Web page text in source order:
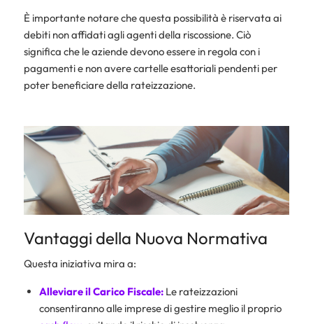
È importante notare che questa possibilità è riservata ai
debiti non affidati agli agenti della riscossione. Ciò
significa che le aziende devono essere in regola con i
pagamenti e non avere cartelle esattoriali pendenti per
poter beneficiare della rateizzazione.
Vantaggi della Nuova Normativa
Questa iniziativa mira a:
Alleviare il Carico Fiscale:Le rateizzazioni
consentiranno alle imprese di gestire meglio il proprio